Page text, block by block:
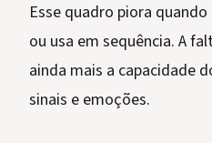
Esse quadro piora
ou usa em sequência. A
ainda mais a capacidade
sinais e emoções.